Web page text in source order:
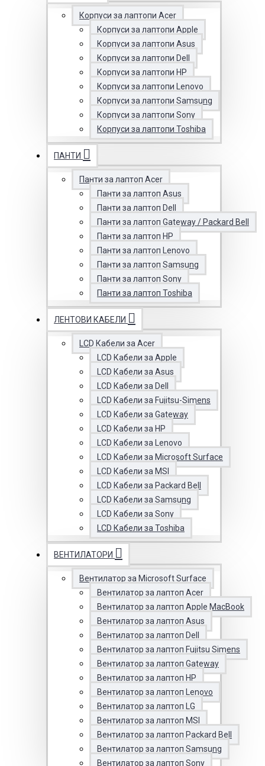
Корпуси за лаптопи Acer
Корпуси за лаптопи Apple
Корпуси за лаптопи Asus
Корпуси за лаптопи Dell
Корпуси за лаптопи HP
Корпуси за лаптопи Lenovo
Корпуси за лаптопи Samsung
Корпуси за лаптопи Sony
Корпуси за лаптопи Toshiba
ПАНТИ
Панти за лаптоп Acer
Панти за лаптоп Asus
Панти за лаптоп Dell
Панти за лаптоп Gateway / Packard Bell
Панти за лаптоп HP
Панти за лаптоп Lenovo
Панти за лаптоп Samsung
Панти за лаптоп Sony
Панти за лаптоп Toshiba
ЛЕНТОВИ КАБЕЛИ
LCD Кабели за Acer
LCD Кабели за Apple
LCD Кабели за Asus
LCD Кабели за Dell
LCD Кабели за Fujitsu-Simens
LCD Кабели за Gateway
LCD Кабели за HP
LCD Кабели за Lenovo
LCD Кабели за Microsoft Surface
LCD Кабели за MSI
LCD Кабели за Packard Bell
LCD Кабели за Samsung
LCD Кабели за Sony
LCD Кабели за Toshiba
ВЕНТИЛАТОРИ
Вентилатор за Microsoft Surface
Вентилатор за лаптоп Acer
Вентилатор за лаптоп Apple MacBook
Вентилатор за лаптоп Asus
Вентилатор за лаптоп Dell
Вентилатор за лаптоп Fujitsu Simens
Вентилатор за лаптоп Gateway
Вентилатор за лаптоп HP
Вентилатор за лаптоп Lenovo
Вентилатор за лаптоп LG
Вентилатор за лаптоп MSI
Вентилатор за лаптоп Packard Bell
Вентилатор за лаптоп Samsung
Вентилатор за лаптоп Sony